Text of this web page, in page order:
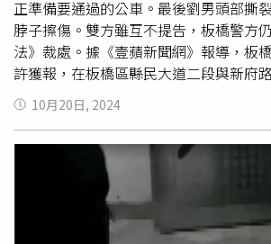
在自己的身上，反而會很放鬆，覺得可
事。」她說自己是處女座，雖不願意承
不好，但的確有待加強。江尚儒因之前
節目《勢均力敵的我們》，與450萬微
「一枝南南」官宣成為公開情侶，他與
江尚儒在MV中與申力安飾情侶有不少
南南報備。對於MV中，情侶吵架部分的
情侶吵架
到後面，肯定需
願意當先低頭的那個，但相對應的是希
階，兩人的關係才有辦法更緊密。」
正準備要通過的公車。最後劉男頭部撕
脖子擦傷。雙方雖互不提告，板橋警方
法》裁處。據《壹蘋新聞網》報導，板
許獲報，在板橋區縣民大道二段與新府
架衝突。警員獲報趕抵時，現場已無爭
手機拍下的現場畫面，可以見到雙方在
至一路打到馬路上，導致一旁公車無法
未果，無奈到只好打空檔拉手煞車苦等
怨，「耽誤我回家時間」、「可以讓司
方了解發現，互毆的31歲劉男及26歲鄧
係，但劉男因尚積欠鄧男1萬元債務，2
10月20日, 2024